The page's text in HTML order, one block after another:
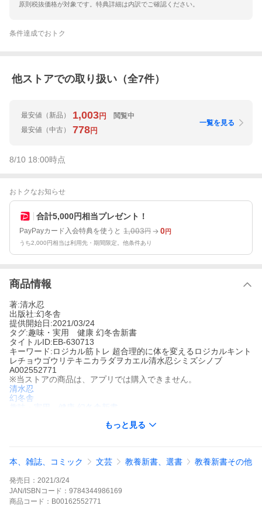
原則税抜価格が対象です。特典詳細は内訳でご確認ください。
条件達成でおトク
他ストアでの取り扱い（全7件）
最安値 （新品） 1,003円
閲覧中
最安値 （中古） 778円
一覧を見る
8/10 18:00時点
おトクなお知らせ
合計5,000円相当プレゼント！
PayPayカード入会特典を使うと 1,003円 0円
うち2,000円相当は利用先・期間限定。他条件あり
商品情報
著:清水忍
出版社:幻冬舎
提供開始日:2021/03/24
タグ:趣味・実用 健康 幻冬舎新書
タイトルID:EB-630713
キーワード:ロジカル筋トレ 超合理的に体を変えるロジカルキント
レチョウゴウリテキニカラダヲカエル清水忍シミズシノブ
A002552771
※当ストアの商品は、アプリでは購入できません。
清水忍
幻冬舎
趣味・実用 健康
幻冬舎新書
ーニング法を、高校時代の自分に教えてあげたい! 」なぜここを鍛
いて考えず、理解もせず実行しているのでは非常にもったいな
は、肝心の腹直筋を使えていない。あごを引きすぎず、頭と背中
のラインを一直線にして上体を起こせば、筋肉によりフォーカス
できる。さらに効果を上げたいなら、腹直筋だけではなく、腸腰
もっと見る
本、雑誌、コミック 文芸 教養新書、選書 教養新書その他
発売日： 2021/3/24
JAN/ISBNコード： 9784344986169
商品 コード： B00162552771